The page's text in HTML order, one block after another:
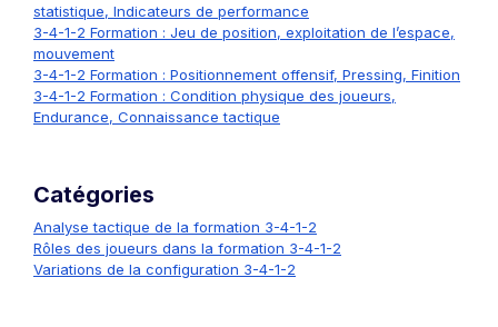
statistique, Indicateurs de performance
3-4-1-2 Formation : Jeu de position, exploitation de l’espace,
mouvement
3-4-1-2 Formation : Positionnement offensif, Pressing, Finition
3-4-1-2 Formation : Condition physique des joueurs,
Endurance, Connaissance tactique
Catégories
Analyse tactique de la formation 3-4-1-2
Rôles des joueurs dans la formation 3-4-1-2
Variations de la configuration 3-4-1-2